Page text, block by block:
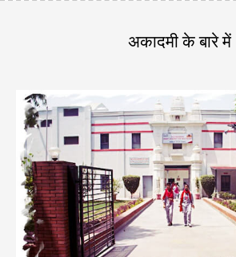
This healthcare academy is
Thanks and regards
अकादमी के बारे में